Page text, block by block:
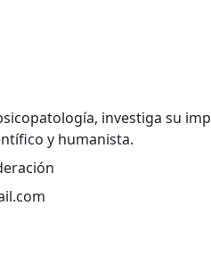
investiga su
y humanista.